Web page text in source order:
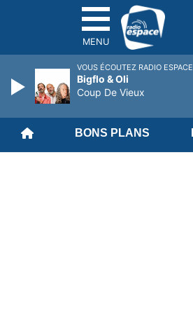
MENU
BONS PLANS
VOUS ÉCOUTEZ RADIO ESPACE
Bigflo & Oli
Coup De Vieux